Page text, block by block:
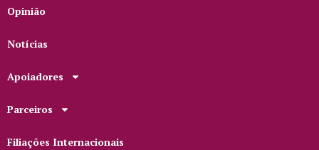
Opinião
Notícias
Apoiadores
Parceiros
Filiações Internacionais